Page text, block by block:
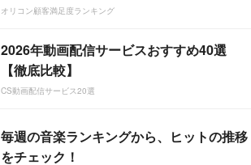
オリコン顧客満足度ランキング
2026年動画配信サービスおすすめ40選
【徹底比較】
CS動画配信サービス20選
毎週の音楽ランキングから、ヒットの推移
をチェック！